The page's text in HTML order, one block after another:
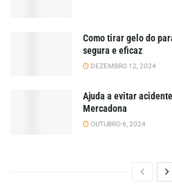
Como tirar gelo do
segura e eficaz
DEZEMBRO 12, 2024
Ajuda a evitar
Mercadona
OUTUBRO 6, 2024